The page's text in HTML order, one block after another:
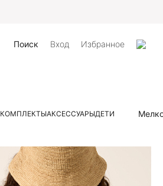
Поиск Вход Избранное
КОМПЛЕКТЫАКСЕССУАРЫДЕТИ